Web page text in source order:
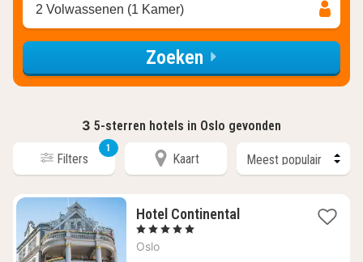
2 Volwassenen (1 Kamer)
Zoeken
3 5-sterren hotels in Oslo gevonden
Filters
1
Kaart
Hotel Continental1
, 5 Sterren
Oslo